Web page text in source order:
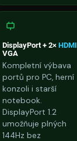
DisplayPort + 2×HDMI
VGA
Kompletní výbava
portů pro PC, herní
konzoli i starší
notebook.
DisplayPort 1.2
umožňuje plných
144Hz bez